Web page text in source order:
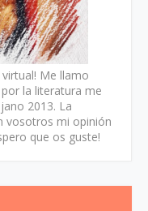
virtual! Me llamo
la literatura me
2013. La
vosotros mi opinión
que os guste!